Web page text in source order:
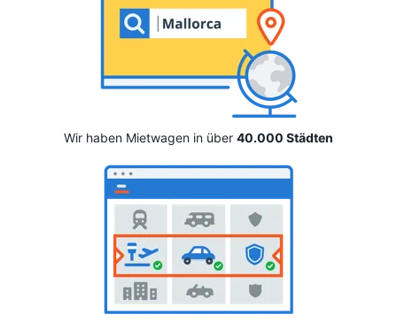
Wir haben Mietwagen in über 40.000 Städten